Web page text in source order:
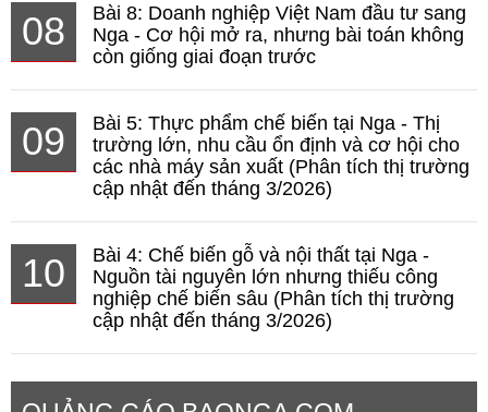
08
Bài 8: Doanh nghiệp Việt Nam đầu tư sang
Nga - Cơ hội mở ra, nhưng bài toán không
còn giống giai đoạn trước
09
Bài 5: Thực phẩm chế biến tại Nga - Thị
trường lớn, nhu cầu ổn định và cơ hội cho
các nhà máy sản xuất (Phân tích thị trường
cập nhật đến tháng 3/2026)
10
Bài 4: Chế biến gỗ và nội thất tại Nga -
Nguồn tài nguyên lớn nhưng thiếu công
nghiệp chế biến sâu (Phân tích thị trường
cập nhật đến tháng 3/2026)